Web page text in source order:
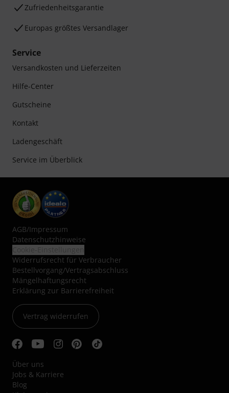
Zufriedenheitsgarantie
Europas größtes Versandlager
Service
Versandkosten und Lieferzeiten
Hilfe-Center
Gutscheine
Kontakt
Ladengeschäft
Service im Überblick
AGB/Impressum
Datenschutzhinweise
Widerrufsrecht für Verbraucher
Bestellvorgang/Vertragsabschluss
Mängelhaftungsrecht
Erklärung zur Barrierefreiheit
Vertrag widerrufen
Über uns
Jobs & Karriere
Blog